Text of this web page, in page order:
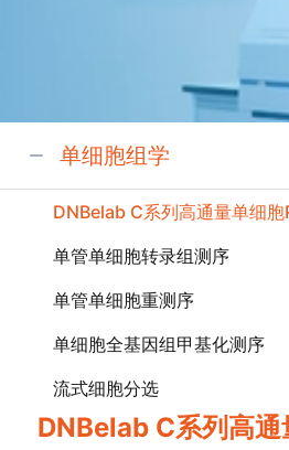
单细胞组学
DNBelab C系列高通量单细
单管单细胞转录组测序
单管单细胞重测序
单细胞全基因组甲基化测序
流式细胞分选
DNBelab C系列高